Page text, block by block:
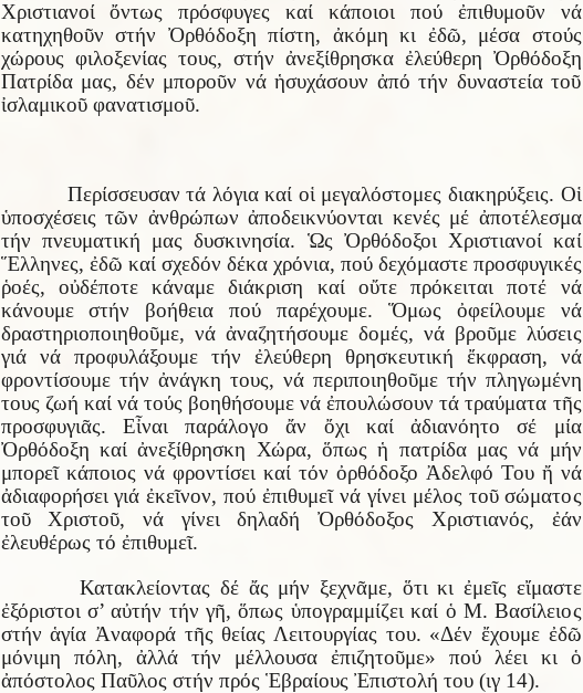
Χριστιανοί ὄντως πρόσφυγες καί κάποιοι πού ἐπιθυμοῦν νά
κατηχηθοῦν στήν Ὀρθόδοξη πίστη, ἀκόμη κι ἐδῶ, μέσα στούς
χώρους φιλοξενίας τους, στήν ἀνεξίθρησκα ἐλεύθερη Ὀρθόδοξη
Πατρίδα μας, δέν μποροῦν νά ἡσυχάσουν ἀπό τήν δυναστεία τοῦ
ἰσλαμικοῦ φανατισμοῦ.
Περίσσευσαν τά λόγια καί οἱ μεγαλόστομες διακηρύξεις. Οἱ
ὑποσχέσεις τῶν ἀνθρώπων ἀποδεικνύονται κενές μέ ἀποτέλεσμα
τήν πνευματική μας δυσκινησία. Ὡς Ὀρθόδοξοι Χριστιανοί καί
Ἕλληνες, ἐδῶ καί σχεδόν δέκα χρόνια, πού δεχόμαστε προσφυγικές
ῥοές, οὐδέποτε κάναμε διάκριση καί οὔτε πρόκειται ποτέ νά
κάνουμε στήν βοήθεια πού παρέχουμε. Ὅμως ὀφείλουμε νά
δραστηριοποιηθοῦμε, νά ἀναζητήσουμε δομές, νά βροῦμε λύσεις
γιά νά προφυλάξουμε τήν ἐλεύθερη θρησκευτική ἔκφραση, νά
φροντίσουμε τήν ἀνάγκη τους, νά περιποιηθοῦμε τήν πληγωμένη
τους ζωή καί νά τούς βοηθήσουμε νά ἐπουλώσουν τά τραύματα τῆς
προσφυγιᾶς. Εἶναι παράλογο ἄν ὄχι καί ἀδιανόητο σέ μία
Ὀρθόδοξη καί ἀνεξίθρησκη Χώρα, ὅπως ἡ πατρίδα μας νά μήν
μπορεῖ κάποιος νά φροντίσει καί τόν ὀρθόδοξο Ἀδελφό Του ἤ νά
ἀδιαφορήσει γιά ἐκεῖνον, πού ἐπιθυμεῖ νά γίνει μέλος τοῦ σώματος
τοῦ Χριστοῦ, νά γίνει δηλαδή Ὀρθόδοξος Χριστιανός, ἐάν
ἐλευθέρως τό ἐπιθυμεῖ.
Κατακλείοντας δέ ἄς μήν ξεχνᾶμε, ὅτι κι ἐμεῖς εἴμαστε
ἐξόριστοι σ’ αὐτήν τήν γῆ, ὅπως ὑπογραμμίζει καί ὁ Μ. Βασίλειος
στήν ἁγία Ἀναφορά τῆς θείας Λειτουργίας του. «Δέν ἔχουμε ἐδῶ
μόνιμη πόλη, ἀλλά τήν μέλλουσα ἐπιζητοῦμε» πού λέει κι ὁ
ἀπόστολος Παῦλος στήν πρός Ἑβραίους Ἐπιστολή του (ιγ 14).